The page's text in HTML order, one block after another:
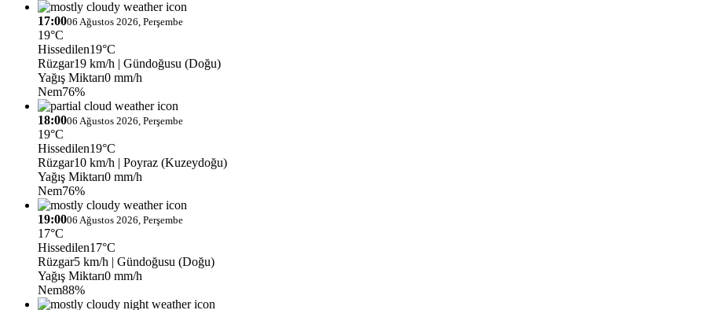
17:0006 Ağustos 2026, Perşembe
19°C
Hissedilen19°C
Rüzgar19 km/h | Gündoğusu (Doğu)
Yağış Miktarı0 mm/h
Nem76%
18:0006 Ağustos 2026, Perşembe
19°C
Hissedilen19°C
Rüzgar10 km/h | Poyraz (Kuzeydoğu)
Yağış Miktarı0 mm/h
Nem76%
19:0006 Ağustos 2026, Perşembe
17°C
Hissedilen17°C
Rüzgar5 km/h | Gündoğusu (Doğu)
Yağış Miktarı0 mm/h
Nem88%